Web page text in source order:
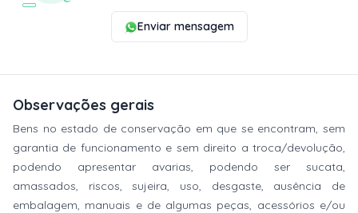
Enviar mensagem
Observações gerais
Bens no estado de conservação em que se encontram, sem
garantia de funcionamento e sem direito a troca/devolução,
podendo apresentar avarias, podendo ser sucata,
amassados, riscos, sujeira, uso, desgaste, ausência de
embalagem, manuais e de algumas peças, acessórios e/ou